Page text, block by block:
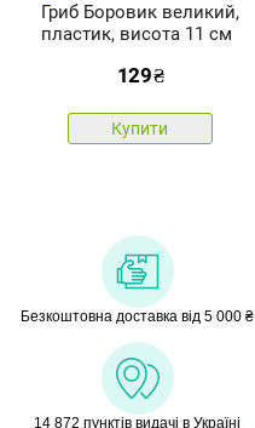
Гриб Боровик великий,
пластик, висота 11 см
129₴
Купити
Безкоштовна доставка від 5 000 ₴
14 872 пунктів видачі в Україні